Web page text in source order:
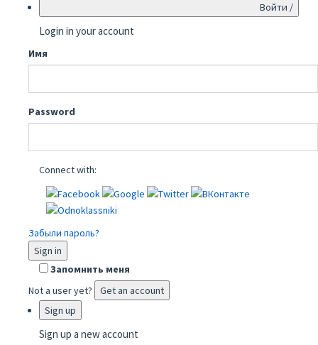
Войти /
Login in your account
Имя
Password
Connect with:
Забыли пароль?
Sign in
Запомнить меня
Not a user yet?
Get an account
Sign up
Sign up a new account